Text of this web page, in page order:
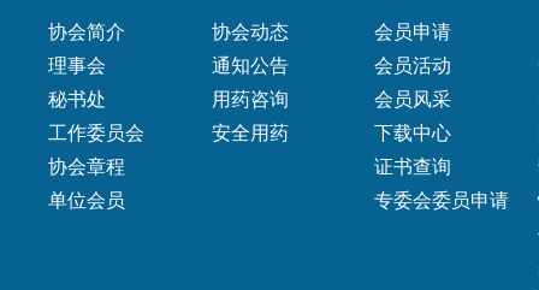
协会简介
理事会
秘书处
工作委员会
协会章程
单位会员
协会动态
通知公告
用药咨询
安全用药
会员申请
会员活动
会员风采
下载中心
证书查询
专委会委员申请